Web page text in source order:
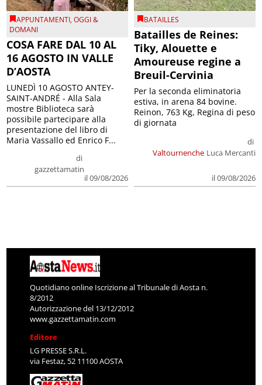
APPUNTAMENTI,OGGI &
DOMANI
COSA FARE DAL 10 AL
16 AGOSTO IN VALLE
D’AOSTA
di
gazzettamatin
il 09/08/2026
LUNEDÌ 10 AGOSTO ANTEY-
SAINT-ANDRÉ - Alla Sala
mostre Biblioteca sarà
possibile partecipare alla
presentazione del libro di
Maria Vassallo ed Enrico F...
BATAILLES
Batailles de Reines:
Tiky, Alouette e
Amoureuse regine a
Breuil-Cervinia
Valtournenche
di
Luca Mercanti
il 09/08/2026
Per la seconda eliminatoria
estiva, in arena 84 bovine.
Reinon, 763 Kg, Regina di peso
di giornata
Quotidiano online Iscrizione al Tribunale di Aosta n.
8/2012
Autorizzazione del 13/12/2012
www.gazzettamatin.com
Editore
LG PRESSE S.R.L.
via Festaz, 52 11100 AOSTA